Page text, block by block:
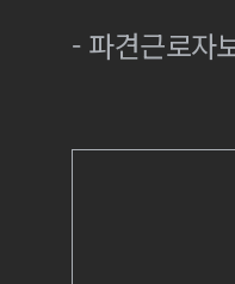
- 파견근로자